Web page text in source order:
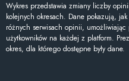
Wykres przedstawia zmiany liczby
kolejnych okresach. Dane pokazują,
różnych serwisach opinii,
użytkowników na każdej z platform.
okres, dla którego dostępne były dane.